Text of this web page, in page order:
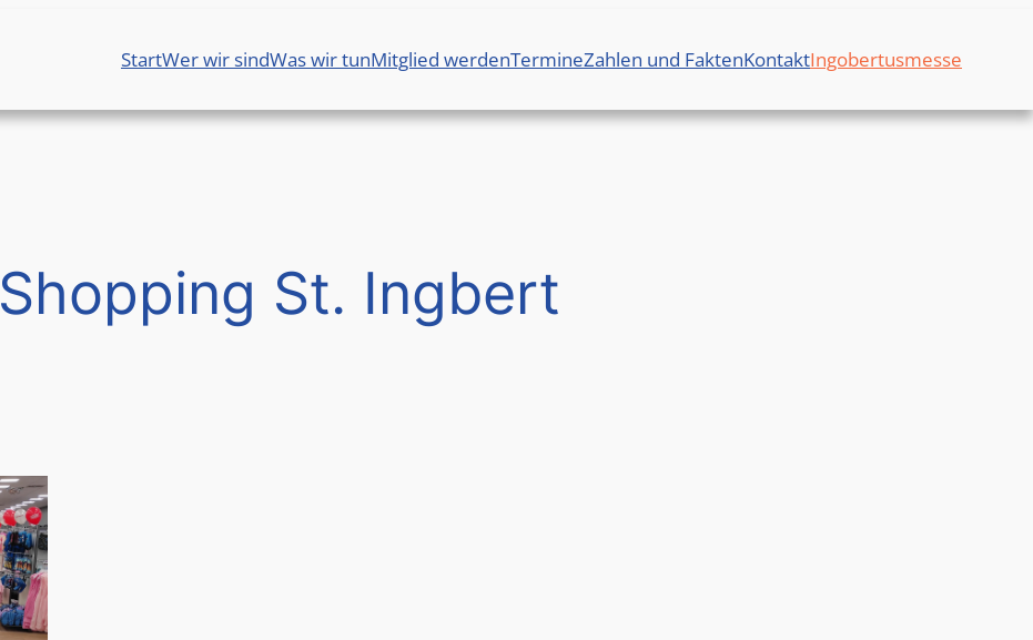
StartWer wir sindWas wir tunMitglied werdenTermineZahlen und FaktenKontaktIngobertusmesse
Shopping St. Ingbert